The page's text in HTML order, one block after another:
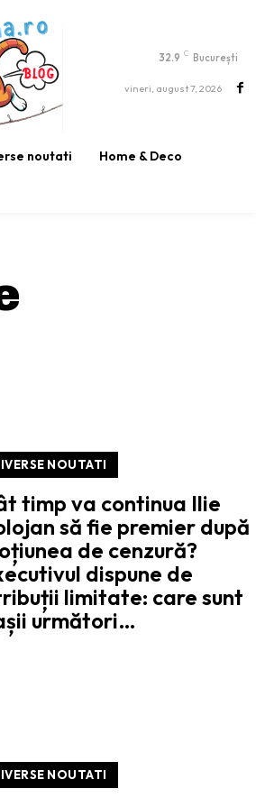
32.9 C București
vineri, august 7, 2026
noutati Home & Deco
NOUTATI
timp va continua Ilie
să fie premier după
de cenzură?
dispune de
limitate: care sunt
următori…
NOUTATI